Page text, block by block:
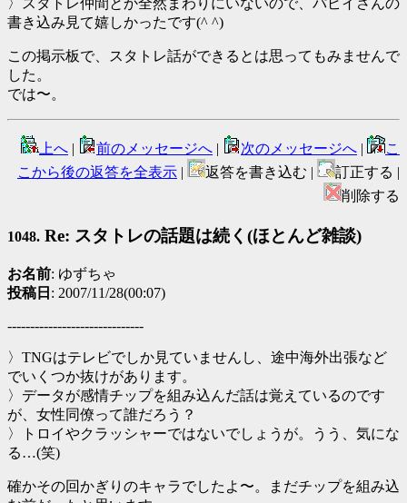
〉スタトレ仲間とか全然まわりにいないので、パピイさんの
書き込み見て嬉しかったです(^ ^)
この掲示板で、スタトレ話ができるとは思ってもみませんで
した。
では〜。
上へ | 前のメッセージへ | 次のメッセージへ |
こ
こから後の返答を全表示 | 返答を書き込む |
訂正する |
削除する
1048. Re: スタトレの話題は続く(ほとんど雑談)
お名前: ゆずちゃ
投稿日 : 2007/11/28(00:07)
------------------------------
〉TNGはテレビでしか見ていませんし、途中海外出張など
でいくつか抜けがあります。
〉データが感情チップを組み込んだ話は覚えているのです
が、女性同僚って誰だろう？
〉トロイやクラッシャーではないでしょうが。うう、気にな
る…(笑)
確かその回かぎりのキャラでしたよ〜。まだチップを組み込